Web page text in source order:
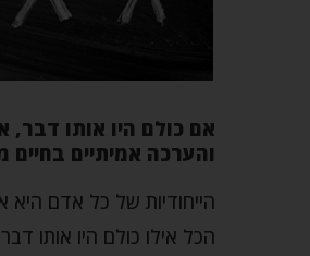
אם כולם היו אותו
והערכה אמיתיים בחיים
הייחודיות של כל אדם
הכל אילו כולם היו אותו